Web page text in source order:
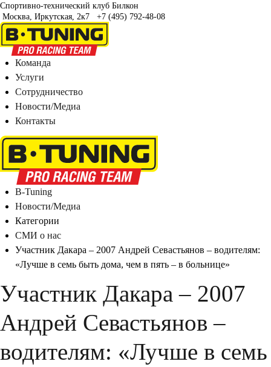
Спортивно-технический клуб Билкон
Москва, Иркутская, 2к7
+7 (495) 792-48-08
Команда
Услуги
Сотрудничество
Новости/Медиа
Контакты
B-Tuning
Новости/Медиа
Категории
СМИ о нас
Участник Дакара – 2007 Андрей Севастьянов – водителям:
«Лучше в семь быть дома, чем в пять – в больнице»
Участник Дакара – 2007
Андрей Севастьянов –
водителям: «Лучше в семь